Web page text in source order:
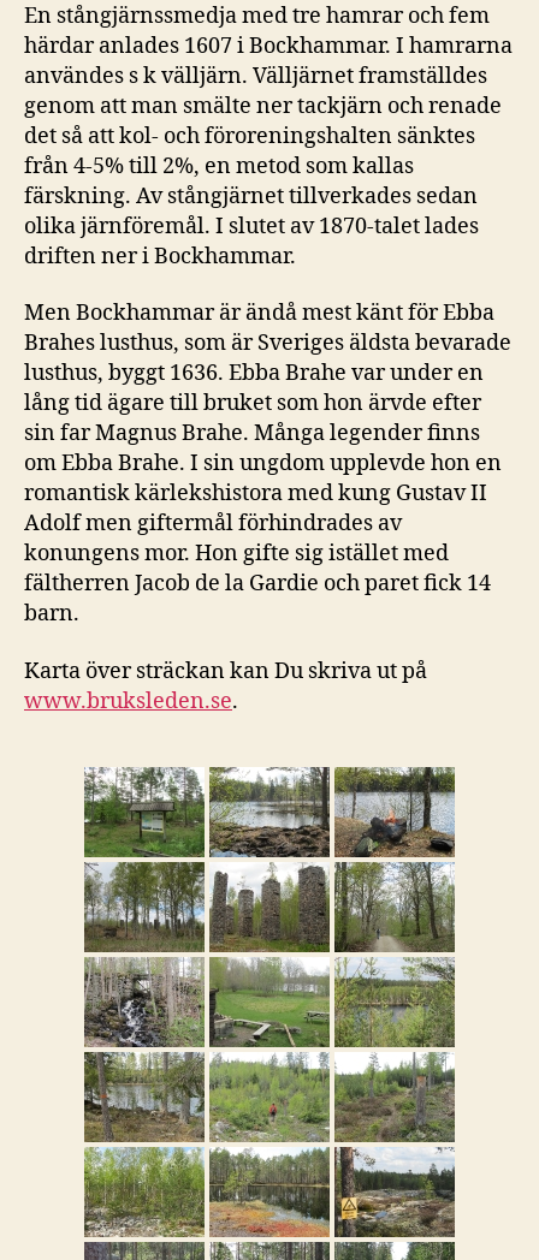
En stångjärnssmedja med tre hamrar och fem
härdar anlades 1607 i Bockhammar. I hamrarna
användes s k välljärn. Välljärnet framställdes
genom att man smälte ner tackjärn och renade
det så att kol- och föroreningshalten sänktes
från 4-5% till 2%, en metod som kallas
färskning. Av stångjärnet tillverkades sedan
olika järnföremål. I slutet av 1870-talet lades
driften ner i Bockhammar.
Men Bockhammar är ändå mest känt för Ebba
Brahes lusthus, som är Sveriges äldsta bevarade
lusthus, byggt 1636. Ebba Brahe var under en
lång tid ägare till bruket som hon ärvde efter
sin far Magnus Brahe. Många legender finns
om Ebba Brahe. I sin ungdom upplevde hon en
romantisk kärlekshistora med kung Gustav II
Adolf men giftermål förhindrades av
konungens mor. Hon gifte sig istället med
fältherren Jacob de la Gardie och paret fick 14
barn.
Karta över sträckan kan Du skriva ut på
www.bruksleden.se.